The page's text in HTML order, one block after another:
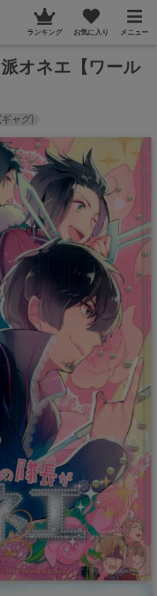
ランキング お気に入り メニュー
オネエ【ワール
ャグ)